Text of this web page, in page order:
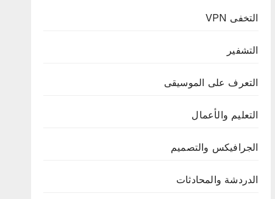
التخفى VPN
التشفير
التعرف على الموسيقى
التعليم والأعمال
الجرافيكس والتصميم
الدردشة والمحادثات